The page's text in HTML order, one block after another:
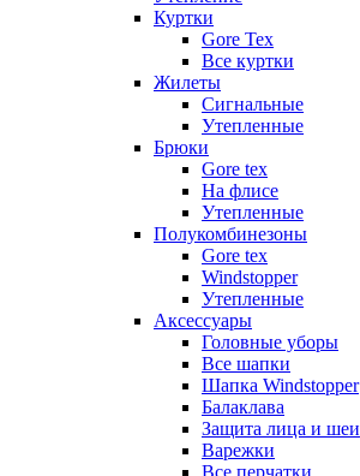
Куртки
Gore Tex
Все куртки
Жилеты
Сигнальные
Утепленные
Брюки
Gore tex
На флисе
Утепленные
Полукомбинезоны
Gore tex
Windstopper
Утепленные
Аксессуары
Головные уборы
Все шапки
Шапка Windstopper
Балаклава
Защита лица и шеи
Варежки
Все перчатки